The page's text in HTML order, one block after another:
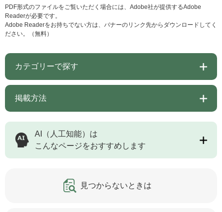
PDF形式のファイルをご覧いただく場合には、Adobe社が提供するAdobe
Readerが必要です。
Adobe Readerをお持ちでない方は、バナーのリンク先からダウンロードしてく
ださい。（無料）
カテゴリーで探す
掲載方法
AI（人工知能）は
こんなページをおすすめします
見つからないときは